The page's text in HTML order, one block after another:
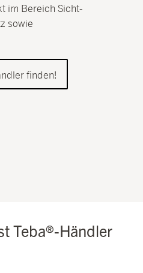
im Bereich Sicht-
sowie
finden!
Teba®-Händler